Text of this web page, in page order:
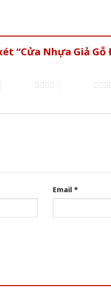
“Cửa Nhựa Giả Gỗ
Email *